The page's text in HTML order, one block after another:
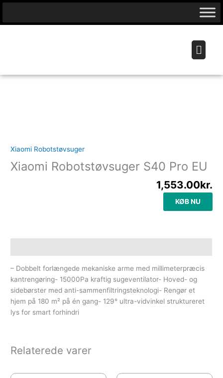
Gå
indholdet
Menu
Xiaomi Robotstøvsuger
Xiaomi Robotstøvsuger S40 Pro EU
1,553.00kr.
KØB NU
– Dobbelt forlængede mekaniske arme med millimeterpræcis
kantrengøring- 15000Pa kraftig sugeventilator- Hoved- og
sidebørster med anti-sammenfiltringsteknologi- Rengør et
hjem på 180 m² på én gang- 129° ultra-vidvinkel struktureret
lys for smart forhindri
Relaterede varer